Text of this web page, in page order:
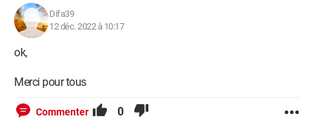
Difa39
12 déc. 2022 à 10:17
ok,
Merci pour tous
Commenter 0